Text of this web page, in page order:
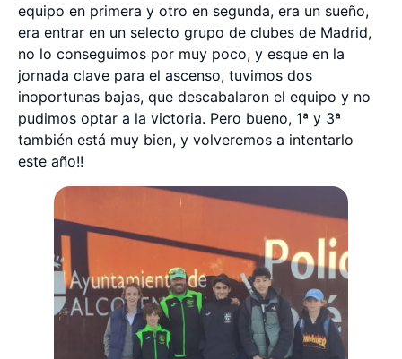
equipo en primera y otro en segunda, era un sueño,
era entrar en un selecto grupo de clubes de Madrid,
no lo conseguimos por muy poco, y esque en la
jornada clave para el ascenso, tuvimos dos
inoportunas bajas, que descabalaron el equipo y no
pudimos optar a la victoria. Pero bueno, 1ª y 3ª
también está muy bien, y volveremos a intentarlo
este año!!